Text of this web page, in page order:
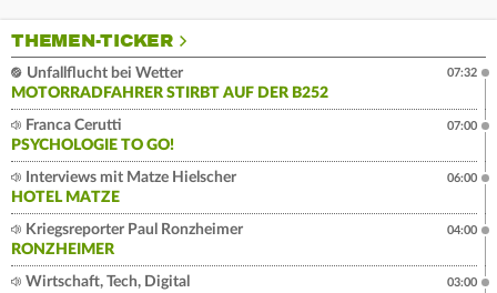
THEMEN-TICKER
Unfallflucht bei Wetter
MOTORRADFAHRER STIRBT AUF DER B252
07:32
Franca Cerutti
PSYCHOLOGIE TO GO!
07:00
Interviews mit Matze Hielscher
HOTEL MATZE
06:00
Kriegsreporter Paul Ronzheimer
RONZHEIMER
04:00
Wirtschaft, Tech, Digital
03:00